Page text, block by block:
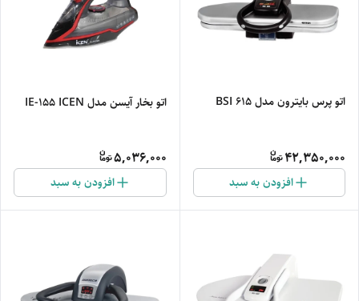
اتو پرس بایترون مدل BSI 615
42,350,000
افزودن به سبد
اتو بخار آیسن مدل IE-155 ICEN
5,036,000
افزودن به سبد